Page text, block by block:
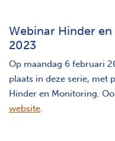
Webinar Hinder
2023
Op maandag 6 februari
plaats in deze serie, met
Hinder en Monitoring.
website.